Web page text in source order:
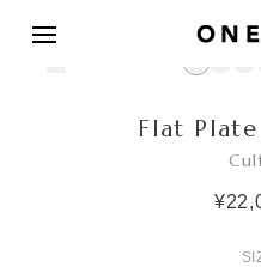
Flat